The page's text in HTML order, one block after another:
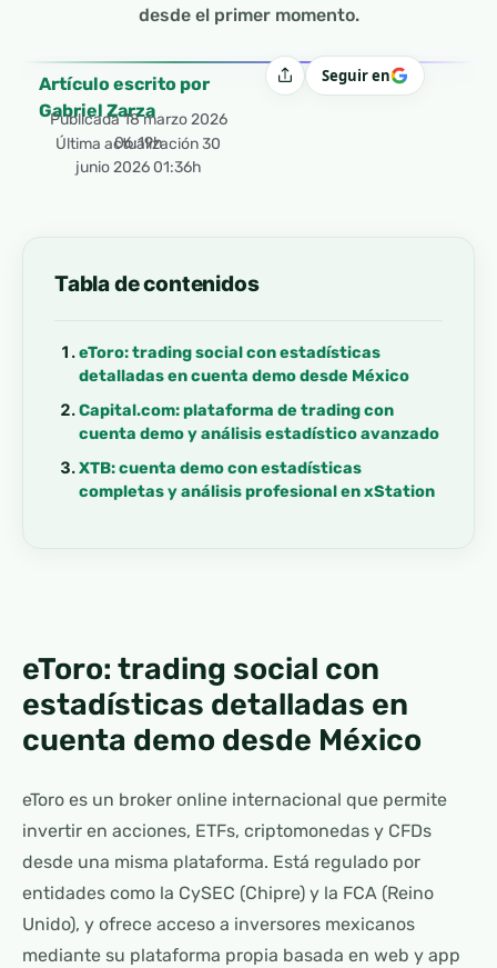
desde el primer momento.
Artículo escrito por
Gabriel Zarza
Publicada18 marzo 2026
06:19h
Última actualización 30
junio 2026 01:36h
CompartirSeguir en
Tabla de contenidos
eToro: trading social con estadísticas
detalladas en cuenta demo desde México
Capital.com: plataforma de trading con
cuenta demo y análisis estadístico avanzado
XTB: cuenta demo con estadísticas
completas y análisis profesional en xStation
eToro: trading social con
estadísticas detalladas en
cuenta demo desde México
eToro es un broker online internacional que permite
invertir en acciones, ETFs, criptomonedas y CFDs
desde una misma plataforma. Está regulado por
entidades como la CySEC (Chipre) y la FCA (Reino
Unido), y ofrece acceso a inversores mexicanos
mediante su plataforma propia basada en web y app